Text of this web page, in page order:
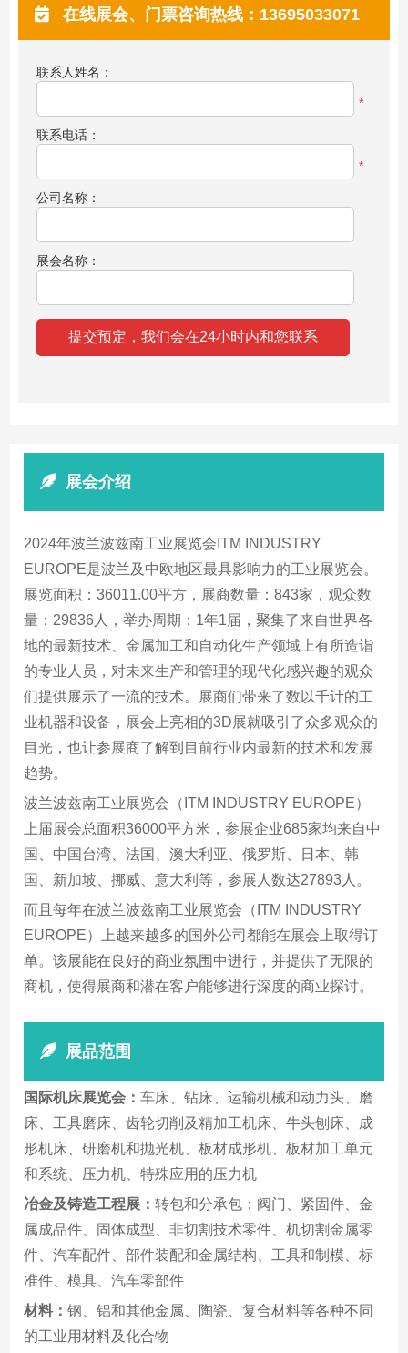
在线展会、门票咨询热线：13695033071
联系人姓名：
*
联系电话：
*
公司名称：
展会名称：
展会介绍
2024年波兰波兹南工业展览会ITM INDUSTRY
EUROPE是波兰及中欧地区最具影响力的工业展览会。
展览面积：36011.00平方，展商数量：843家，观众数
量：29836人，举办周期：1年1届，聚集了来自世界各
地的最新技术、金属加工和自动化生产领域上有所造诣
的专业人员，对未来生产和管理的现代化感兴趣的观众
们提供展示了一流的技术。展商们带来了数以千计的工
业机器和设备，展会上亮相的3D展就吸引了众多观众的
目光，也让参展商了解到目前行业内最新的技术和发展
趋势。
波兰波兹南工业展览会（ITM INDUSTRY EUROPE）
上届展会总面积36000平方米，参展企业685家均来自中
国、中国台湾、法国、澳大利亚、俄罗斯、日本、韩
国、新加坡、挪威、意大利等，参展人数达27893人。
而且每年在波兰波兹南工业展览会（ITM INDUSTRY
EUROPE）上越来越多的国外公司都能在展会上取得订
单。该展能在良好的商业氛围中进行，并提供了无限的
商机，使得展商和潜在客户能够进行深度的商业探讨。
展品范围
国际机床展览会：车床、钻床、运输机械和动力头、磨
床、工具磨床、齿轮切削及精加工机床、牛头刨床、成
形机床、研磨机和抛光机、板材成形机、板材加工单元
和系统、压力机、特殊应用的压力机
冶金及铸造工程展：转包和分承包：阀门、紧固件、金
属成品件、固体成型、非切割技术零件、机切割金属零
件、汽车配件、部件装配和金属结构、工具和制模、标
准件、模具、汽车零部件
材料：钢、铝和其他金属、陶瓷、复合材料等各种不同
的工业用材料及化合物